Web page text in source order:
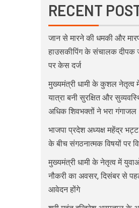
RECENT
जान से मारने की धमकी और
हाउसकीपिंग के संचालक दीपक
पर केस दर्ज
मुख्यमंत्री धामी के कुशल नेतृत्व
यात्रा बनी सुरक्षित और
अधिक शिवभक्तों ने भरा गंगाजल
भाजपा प्रदेश अध्यक्ष महेंद्र
के बीच संगठनात्मक विषयों पर
मुख्यमंत्री धामी के नेतृत्व में
नौकरी का अवसर, दिसंबर से
आवेदन होंगे